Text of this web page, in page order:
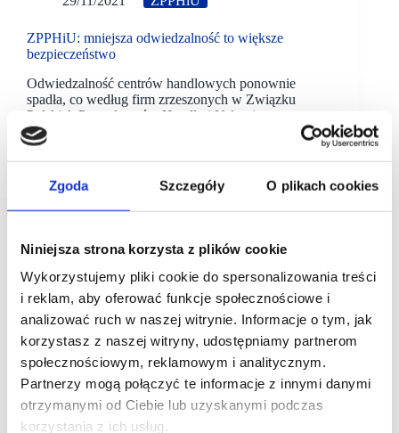
Zgoda Szczegóły O plikach cookies
Niniejsza strona korzysta z plików cookie
Wykorzystujemy pliki cookie do spersonalizowania treści
i reklam, aby oferować funkcje społecznościowe i
analizować ruch w naszej witrynie. Informacje o tym, jak
korzystasz z naszej witryny, udostępniamy partnerom
społecznościowym, reklamowym i analitycznym.
Partnerzy mogą połączyć te informacje z innymi danymi
otrzymanymi od Ciebie lub uzyskanymi podczas
korzystania z ich usług.
ZPPHiU: mniejsza odwiedzalność to większe
bezpieczeństwo
Odwiedzalność centrów handlowych ponownie
spadła, co według firm zrzeszonych w Związku
Polskich Pracodawców Handlu i Usług jeszcze
bardziej zwiększa bezpieczeństwo zakupów.
„ZPPHiU monitoruje odwiedzalność w centrach
handlowych na terenie całego…